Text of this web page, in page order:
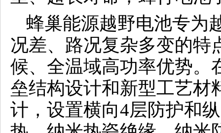
蜂巢能源越野电池专为
况差、路况复杂多变的特
候、全温域高功率优势。
垒结构设计和新型工艺材
计，设置横向4层防护和